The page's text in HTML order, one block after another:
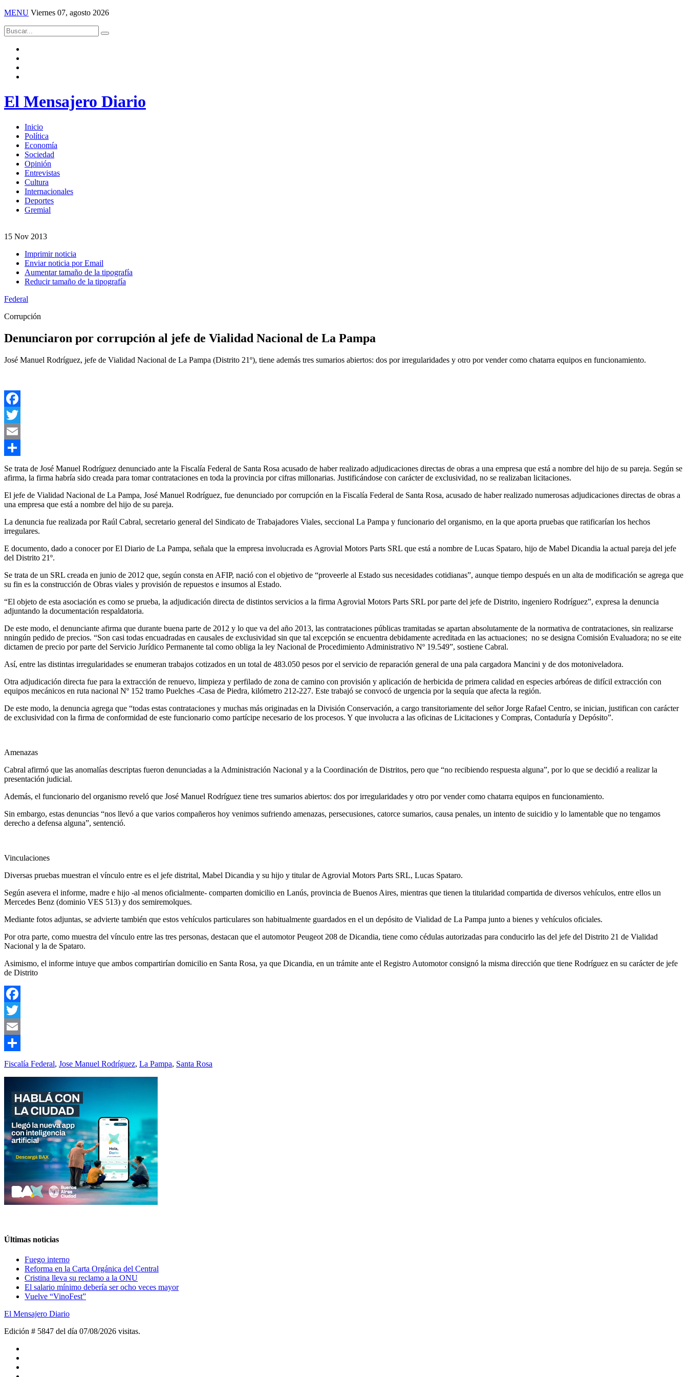
MENU Viernes 07, agosto 2026
El Mensajero Diario
Inicio
Política
Economía
Sociedad
Opinión
Entrevistas
Cultura
Internacionales
Deportes
Gremial
15 Nov 2013
Imprimir noticia
Enviar noticia por Email
Aumentar tamaño de la tipografía
Reducir tamaño de la tipografía
Federal
Corrupción
Denunciaron por corrupción al jefe de Vialidad Nacional de La Pampa
José Manuel Rodríguez, jefe de Vialidad Nacional de La Pampa (Distrito 21º), tiene además tres sumarios abiertos: dos por irregularidades y otro por vender como chatarra equipos en funcionamiento.
Facebook
Twitter
Email
Compartir
Se trata de José Manuel Rodríguez denunciado ante la Fiscalía Federal de Santa Rosa acusado de haber realizado adjudicaciones directas de obras a una empresa que está a nombre del hijo de su pareja. Según se
afirma, la firma habría sido creada para tomar contrataciones en toda la provincia por cifras millonarias. Justificándose con carácter de exclusividad, no se realizaban licitaciones.
El jefe de Vialidad Nacional de La Pampa, José Manuel Rodríguez, fue denunciado por corrupción en la Fiscalía Federal de Santa Rosa, acusado de haber realizado numerosas adjudicaciones directas de obras a
una empresa que está a nombre del hijo de su pareja.
La denuncia fue realizada por Raúl Cabral, secretario general del Sindicato de Trabajadores Viales, seccional La Pampa y funcionario del organismo, en la que aporta pruebas que ratificarían los hechos
irregulares.
E documento, dado a conocer por El Diario de La Pampa, señala que la empresa involucrada es Agrovial Motors Parts SRL que está a nombre de Lucas Spataro, hijo de Mabel Dicandia la actual pareja del jefe
del Distrito 21º.
Se trata de un SRL creada en junio de 2012 que, según consta en AFIP, nació con el objetivo de “proveerle al Estado sus necesidades cotidianas”, aunque tiempo después en un alta de modificación se agrega que
su fin es la construcción de Obras viales y provisión de repuestos e insumos al Estado.
“El objeto de esta asociación es como se prueba, la adjudicación directa de distintos servicios a la firma Agrovial Motors Parts SRL por parte del jefe de Distrito, ingeniero Rodríguez”, expresa la denuncia
adjuntando la documentación respaldatoria.
De este modo, el denunciante afirma que durante buena parte de 2012 y lo que va del año 2013, las contrataciones públicas tramitadas se apartan absolutamente de la normativa de contrataciones, sin realizarse
nningún pedido de precios. “Son casi todas encuadradas en causales de exclusividad sin que tal excepción se encuentra debidamente acreditada en las actuaciones; no se designa Comisión Evaluadora; no se eite
dictamen de precio por parte del Servicio Jurídico Permanente tal como obliga la ley Nacional de Procedimiento Administrativo Nº 19.549”, sostiene Cabral.
Así, entre las distintas irregularidades se enumeran trabajos cotizados en un total de 483.050 pesos por el servicio de reparación general de una pala cargadora Mancini y de dos motoniveladora.
Otra adjudicación directa fue para la extracción de renuevo, limpieza y perfilado de zona de camino con provisión y aplicación de herbicida de primera calidad en especies arbóreas de difícil extracción con
equipos mecánicos en ruta nacional Nº 152 tramo Puelches -Casa de Piedra, kilómetro 212-227. Este trabajó se convocó de urgencia por la sequía que afecta la región.
De este modo, la denuncia agrega que “todas estas contrataciones y muchas más originadas en la División Conservación, a cargo transitoriamente del señor Jorge Rafael Centro, se inician, justifican con carácter
de exclusividad con la firma de conformidad de este funcionario como partícipe necesario de los procesos. Y que involucra a las oficinas de Licitaciones y Compras, Contaduría y Depósito”.
Amenazas
Cabral afirmó que las anomalías descriptas fueron denunciadas a la Administración Nacional y a la Coordinación de Distritos, pero que “no recibiendo respuesta alguna”, por lo que se decidió a realizar la
presentación judicial.
Además, el funcionario del organismo reveló que José Manuel Rodríguez tiene tres sumarios abiertos: dos por irregularidades y otro por vender como chatarra equipos en funcionamiento.
Sin embargo, estas denuncias “nos llevó a que varios compañeros hoy venimos sufriendo amenazas, persecusiones, catorce sumarios, causa penales, un intento de suicidio y lo lamentable que no tengamos
derecho a defensa alguna”, sentenció.
Vinculaciones
Diversas pruebas muestran el vínculo entre es el jefe distrital, Mabel Dicandia y su hijo y titular de Agrovial Motors Parts SRL, Lucas Spataro.
Según asevera el informe, madre e hijo -al menos oficialmente- comparten domicilio en Lanús, provincia de Buenos Aires, mientras que tienen la titularidad compartida de diversos vehículos, entre ellos un
Mercedes Benz (dominio VES 513) y dos semiremolques.
Mediante fotos adjuntas, se advierte también que estos vehículos particulares son habitualmente guardados en el un depósito de Vialidad de La Pampa junto a bienes y vehículos oficiales.
Por otra parte, como muestra del vínculo entre las tres personas, destacan que el automotor Peugeot 208 de Dicandia, tiene como cédulas autorizadas para conducirlo las del jefe del Distrito 21 de Vialidad
Nacional y la de Spataro.
Asimismo, el informe intuye que ambos compartirían domicilio en Santa Rosa, ya que Dicandia, en un trámite ante el Registro Automotor consignó la misma dirección que tiene Rodríguez en su carácter de jefe
de Distrito
Facebook
Twitter
Email
Compartir
Fiscalía Federal, Jose Manuel Rodríguez, La Pampa, Santa Rosa
Últimas noticias
Fuego interno
Reforma en la Carta Orgánica del Central
Cristina lleva su reclamo a la ONU
El salario mínimo debería ser ocho veces mayor
Vuelve “VinoFest”
El Mensajero Diario
Edición # 5847 del día 07/08/2026 visitas.